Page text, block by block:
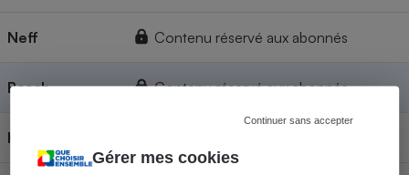
Gérer mes cookies
Continuer sans accepter
Neff Contenu réservé aux abonnés
Bosch Contenu réservé aux abonnés
Hotpoint